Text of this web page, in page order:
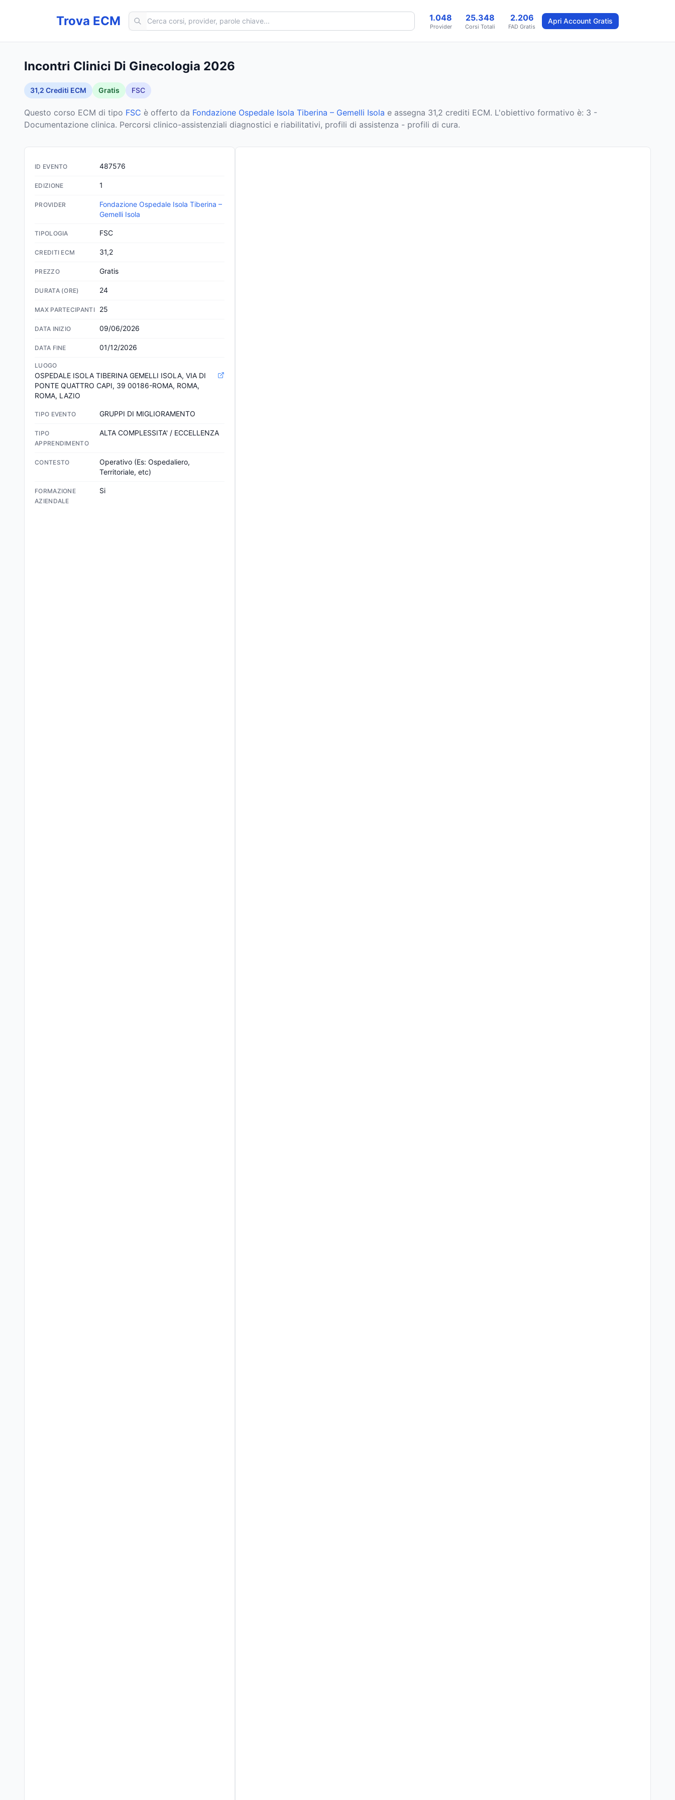
Trova ECM Cerca corsi ECM 1.048
Provider
25.348
Corsi Totali
2.206
FAD Gratis
Apri Account Gratis
Incontri Clinici Di Ginecologia 2026
31,2 Crediti ECM Gratis FSC
Questo corso ECM di tipo FSC è offerto da Fondazione Ospedale Isola Tiberina – Gemelli Isola e assegna 31,2 crediti ECM. L'obiettivo formativo è: 3 -
Documentazione clinica. Percorsi clinico-assistenziali diagnostici e riabilitativi, profili di assistenza - profili di cura.
ID EVENTO 487576
EDIZIONE 1
PROVIDER
Fondazione Ospedale Isola Tiberina –
Gemelli Isola
TIPOLOGIA FSC
CREDITI ECM 31,2
PREZZO Gratis
DURATA (ORE) 24
MAX PARTECIPANTI 25
DATA INIZIO 09/06/2026
DATA FINE 01/12/2026
LUOGO
OSPEDALE ISOLA TIBERINA GEMELLI ISOLA, VIA DI
PONTE QUATTRO CAPI, 39 00186-ROMA, ROMA,
ROMA, LAZIO
TIPO EVENTO GRUPPI DI MIGLIORAMENTO
TIPO
APPRENDIMENTO
ALTA COMPLESSITA' / ECCELLENZA
CONTESTO
Operativo (Es: Ospedaliero,
Territoriale, etc)
FORMAZIONE
AZIENDALE
Si